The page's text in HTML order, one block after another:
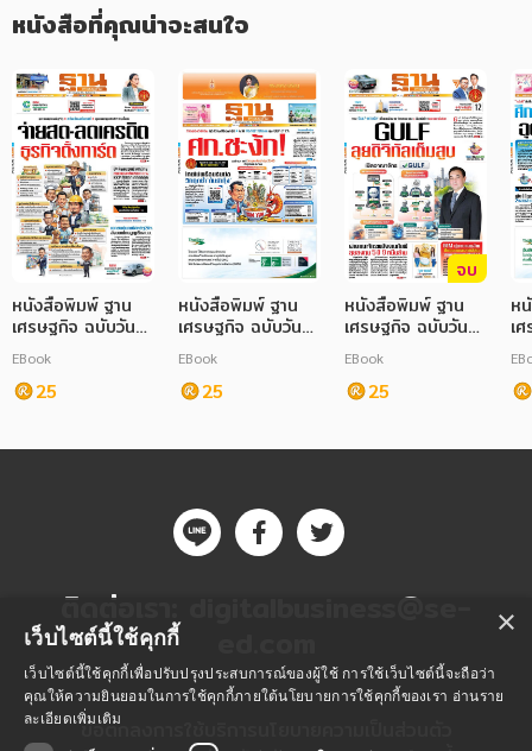
หนังสือที่คุณน่าจะสนใจ
หนังสือพิมพ์ ฐาน
เศรษฐกิจ ฉบับวันที่
4111 กรกฎาคม
2568
EBook
25
หนังสือพิมพ์ ฐาน
เศรษฐกิจ ฉบับวันที่
4110 กรกฎาคม
2568
EBook
25
จบ
หนังสือพิมพ์ ฐาน
เศรษฐกิจ ฉบับวันที่
4011 กรกฎาคม
2567
EBook
25
ห
เ
ติดต่อเรา: digitalbusiness@se-
ข้อตกลงการใช้บริการ
×
เว็บไซต์นี้ใช้คุกกี้
เว็บไซต์นี้ใช้คุกกี้เพื่อปรับปรุงประสบการณ์ของผู้ใช้ การใช้เว็บไซต์นี้จะถือว่า
คุณให้ความยินยอมในการใช้คุกกี้ภายใต้นโยบายการใช้คุกกี้ของเรา อ่านราย
ละเอียดเพิ่มเติม